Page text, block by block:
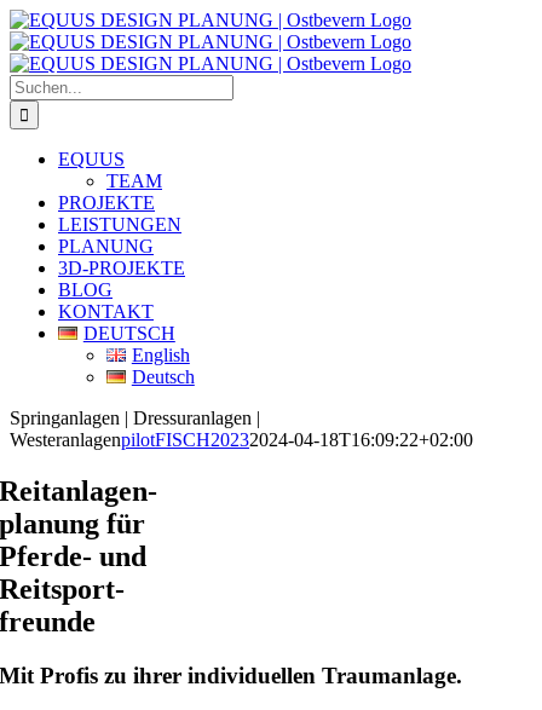
Zum
Inhalt
springen
Suche
nach:
EQUUS
TEAM
PROJEKTE
LEISTUNGEN
PLANUNG
3D-PROJEKTE
BLOG
KONTAKT
DEUTSCH
English
Deutsch
Springanlagen | Dressuranlagen |
WesteranlagenpilotFISCH20232024-04-18T16:09:22+02:00
Reitanlagen-
planung für
Pferde- und
Reitsport-
freunde
Mit Profis zu ihrer individuellen Traumanlage.